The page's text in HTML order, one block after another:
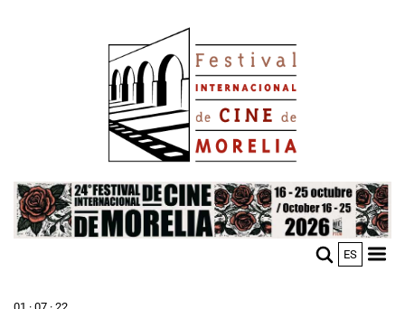
Image
ES